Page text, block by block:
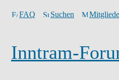
FAQ Suchen
Inntram-